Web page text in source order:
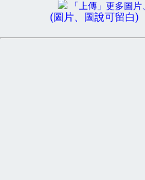
「上傳」更多圖片
(圖片、圖說可留白)